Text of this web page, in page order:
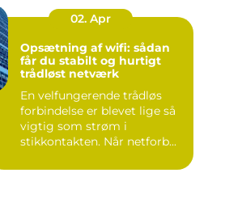
02. Apr
Opsætning af wifi: sådan
får du stabilt og hurtigt
trådløst netværk
En velfungerende trådløs
forbindelse er blevet lige så
vigtig som strøm i
stikkontakten. Når netforb...